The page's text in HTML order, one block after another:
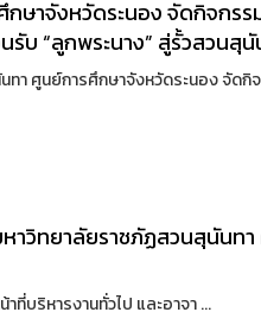
ษาจังหวัดระนอง จัดกิจกร
บ “ลูกพระนาง” สู่รั้วสวนสุ
า ศูนย์การศึกษาจังหวัดระนอง จัดกิ
าวิทยาลัยราชภัฏสวนสุนันท
บริหารงานทั่วไป และอาจา ...